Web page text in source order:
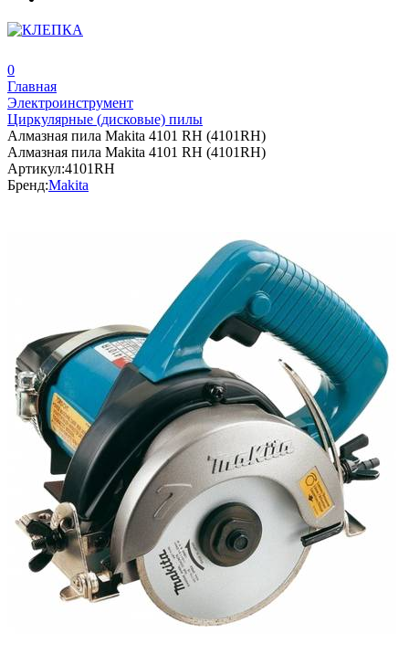
0
Главная
Электроинструмент
Циркулярные (дисковые) пилы
Алмазная пила Makita 4101 RH (4101RH)
Алмазная пила Makita 4101 RH (4101RH)
Артикул:4101RH
Бренд:Makita